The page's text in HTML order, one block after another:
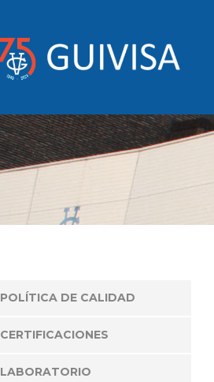
POLÍTICA DE CALIDAD
CERTIFICACIONES
LABORATORIO